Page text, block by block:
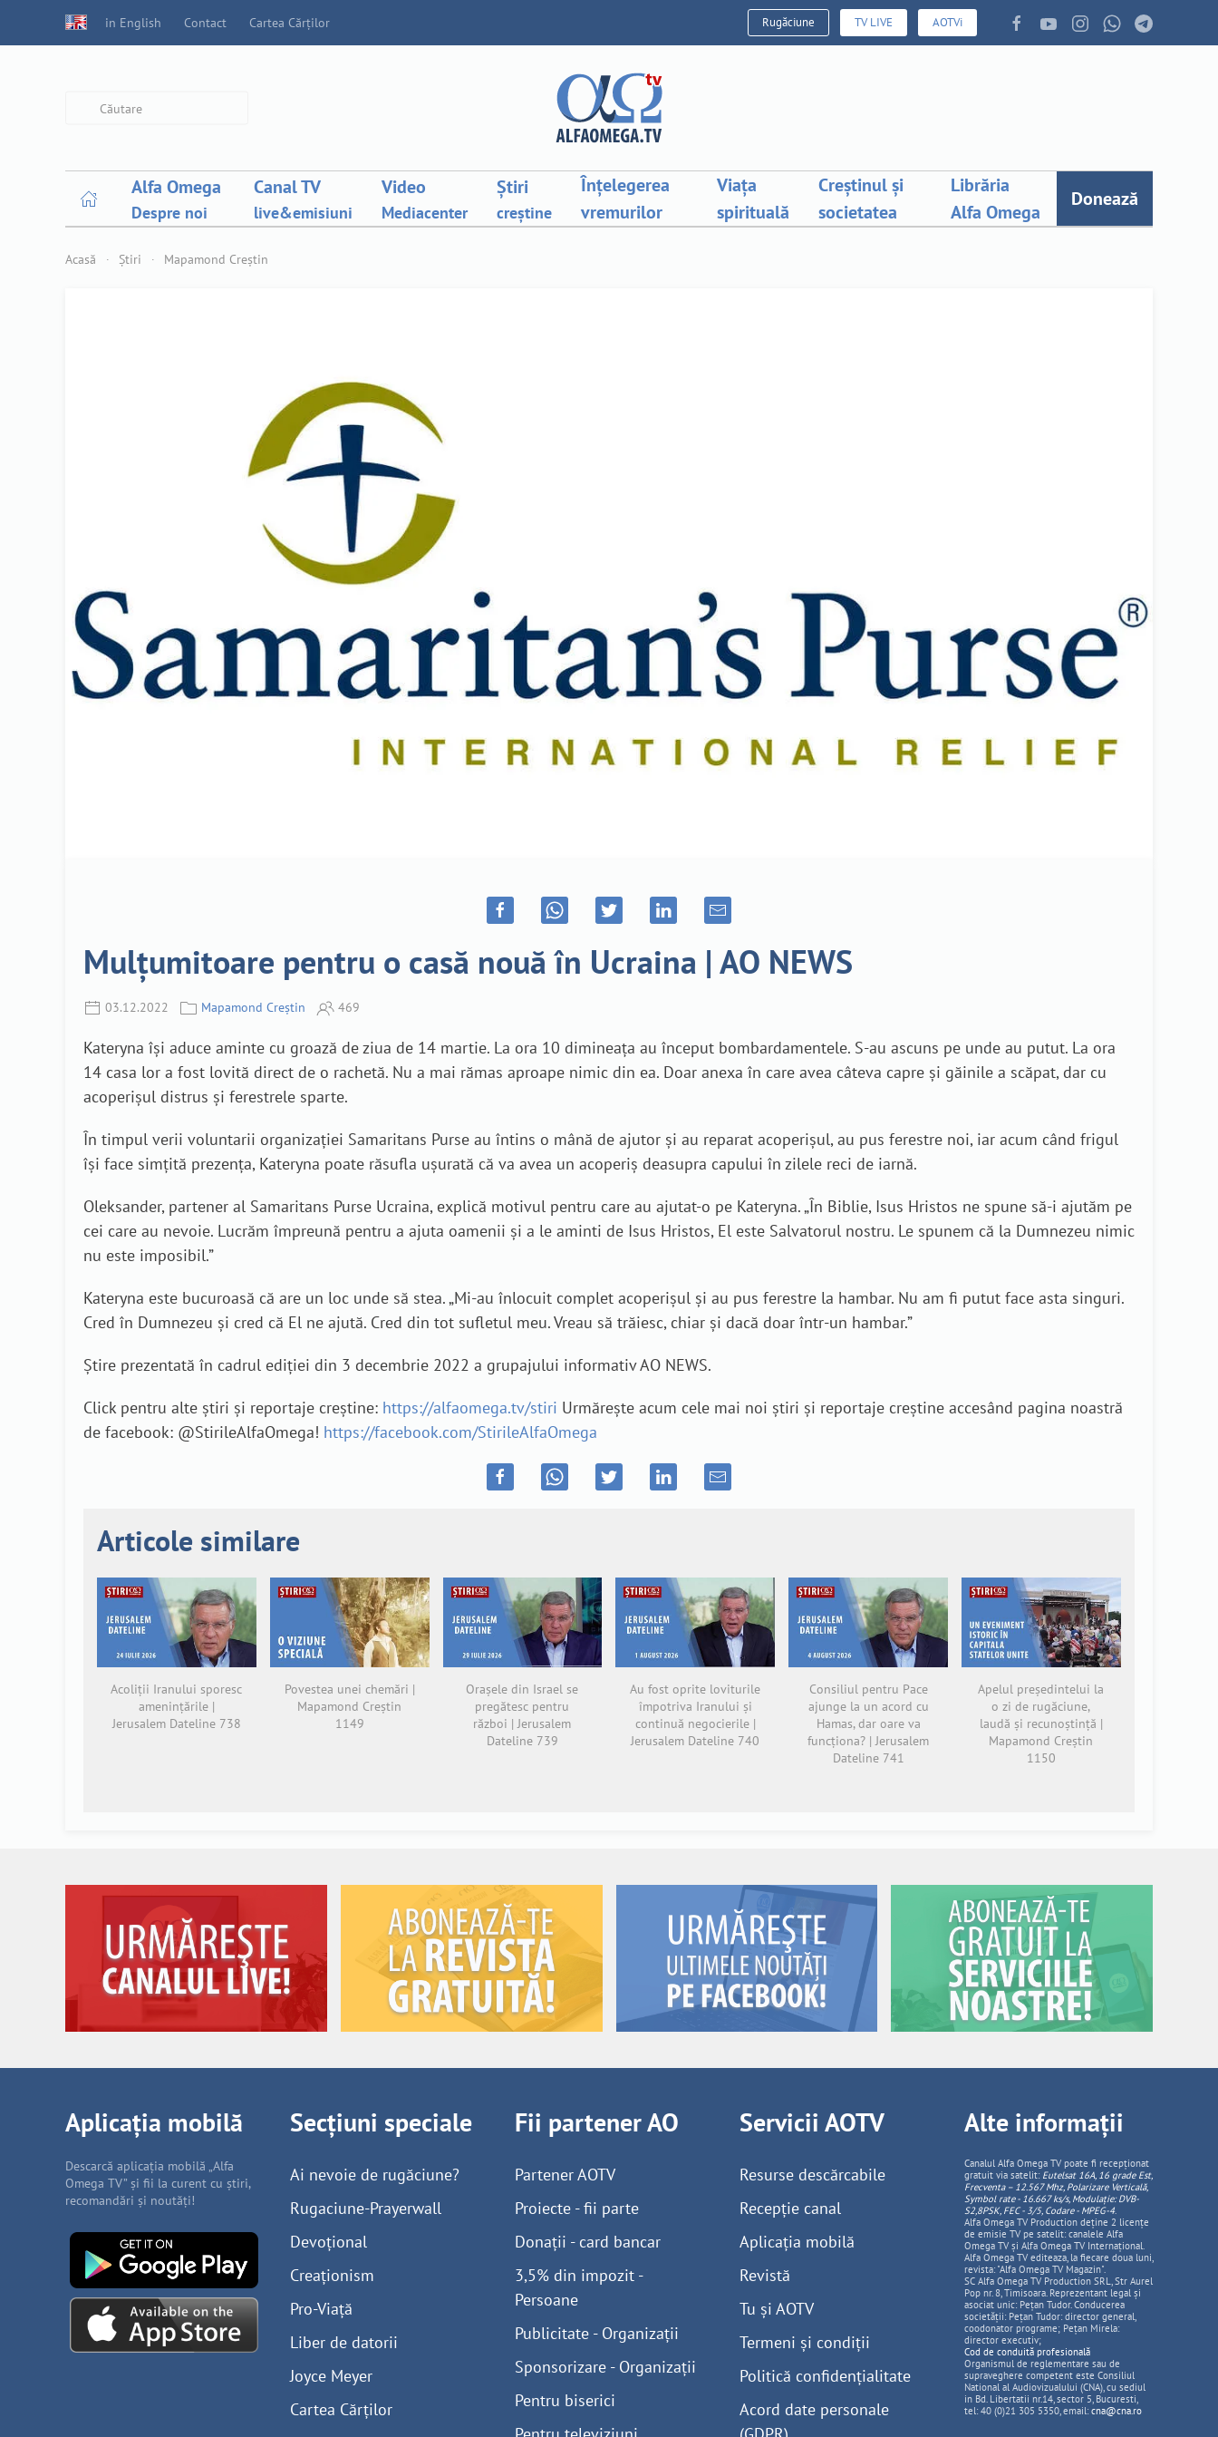
in English Contact Cartea Cărților Rugăciune TV LIVE AOTVi
Alfa Omega
Despre noi
Canal TV
live&emisiuni
Video
Mediacenter
Știri
creștine
Înțelegerea
vremurilor
Viața
spirituală
Creștinul și
societatea
Librăria
Alfa Omega
Donează
Acasă Știri Mapamond Creștin
Mulțumitoare pentru o casă nouă în Ucraina | AO NEWS
03.12.2022 Mapamond Creștin 469
Kateryna își aduce aminte cu groază de ziua de 14 martie. La ora 10 dimineața au început bombardamentele. S-au ascuns pe unde au putut. La ora
14 casa lor a fost lovită direct de o rachetă. Nu a mai rămas aproape nimic din ea. Doar anexa în care avea câteva capre și găinile a scăpat, dar cu
acoperișul distrus și ferestrele sparte.
În timpul verii voluntarii organizației Samaritans Purse au întins o mână de ajutor și au reparat acoperișul, au pus ferestre noi, iar acum când frigul
își face simțită prezența, Kateryna poate răsufla ușurată că va avea un acoperiș deasupra capului în zilele reci de iarnă.
Oleksander, partener al Samaritans Purse Ucraina, explică motivul pentru care au ajutat-o pe Kateryna. „În Biblie, Isus Hristos ne spune să-i ajutăm pe
cei care au nevoie. Lucrăm împreună pentru a ajuta oamenii și a le aminti de Isus Hristos, El este Salvatorul nostru. Le spunem că la Dumnezeu nimic
nu este imposibil.”
Kateryna este bucuroasă că are un loc unde să stea. „Mi-au înlocuit complet acoperișul și au pus ferestre la hambar. Nu am fi putut face asta singuri.
Cred în Dumnezeu și cred că El ne ajută. Cred din tot sufletul meu. Vreau să trăiesc, chiar și dacă doar într-un hambar.”
Știre prezentată în cadrul ediției din 3 decembrie 2022 a grupajului informativ AO NEWS.
Click pentru alte știri și reportaje creștine: https://alfaomega.tv/stiri Urmărește acum cele mai noi știri și reportaje creștine accesând pagina noastră
de facebook: @StirileAlfaOmega! https://facebook.com/StirileAlfaOmega
Articole similare
Acoliții Iranului sporesc
amenințările |
Jerusalem Dateline 738
Povestea unei chemări |
Mapamond Creștin
1149
Orașele din Israel se
pregătesc pentru
război | Jerusalem
Dateline 739
Au fost oprite loviturile
împotriva Iranului și
continuă negocierile |
Jerusalem Dateline 740
Consiliul pentru Pace
ajunge la un acord cu
Hamas, dar oare va
funcționa? | Jerusalem
Dateline 741
Apelul președintelui la
o zi de rugăciune,
laudă și recunoștință |
Mapamond Creștin
1150
Aplicația mobilă
Descarcă aplicația mobilă „Alfa
Omega TV” și fii la curent cu știri,
recomandări și noutăți!
Secțiuni speciale
Ai nevoie de rugăciune?
Rugaciune-Prayerwall
Devoțional
Creaționism
Pro-Viață
Liber de datorii
Joyce Meyer
Cartea Cărților
Fii partener AO
Partener AOTV
Proiecte - fii parte
Donații - card bancar
3,5% din impozit -
Persoane
Publicitate - Organizații
Sponsorizare - Organizații
Pentru biserici
Servicii AOTV
Resurse descărcabile
Recepție canal
Aplicația mobilă
Revistă
Tu și AOTV
Termeni și condiții
Politică confidențialitate
Acord date personale
Alte informații
Canalul Alfa Omega TV poate fi recepționat
gratuit via satelit: Eutelsat 16A, 16 grade Est,
Frecventa – 12.567 Mhz, PolarizareVerticală,
Symbol rate - 16.667 ks/s, Modulație: DVB-
S2,8PSK, FEC - 3/5, Codare - MPEG-4.
Alfa Omega TV Production deține 2 licențe
de emisie TV pe satelit: canalele Alfa
Omega TV și Alfa Omega TV Internațional.
Alfa Omega TV editeaza, la fiecare doua luni,
revista: "Alfa Omega TV Magazin".
SC Alfa Omega TV Production SRL, Str Aurel
Pop nr. 8, Timisoara. Reprezentant legal și
asociat unic: Pețan Tudor. Conducerea
societății: Pețan Tudor: director general,
coodonator programe; Pețan Mirela:
director executiv;
Cod de conduită profesională
Organismul de reglementare sau de
supraveghere competent este Consiliul
National al Audiovizualului (CNA), cu sediul
in Bd. Libertatii nr.14, sector 5, Bucuresti,
tel: 40 (0)21 305 5350, email: cna@cna.ro